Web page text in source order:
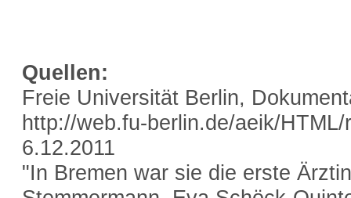
Quellen:
Freie Universität Berlin,
http://web.fu-berlin.de/aeik/
6.12.2011
"In Bremen war sie die erste